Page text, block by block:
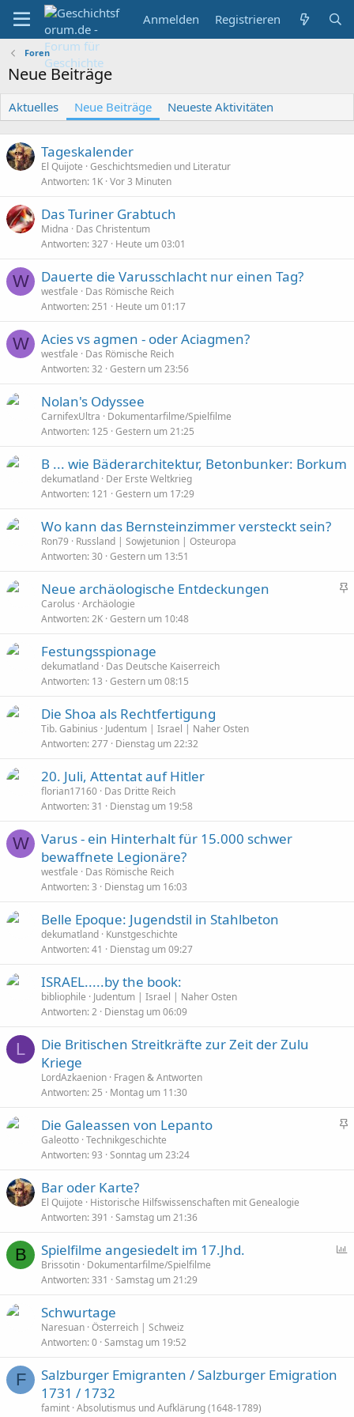
Anmelden Registrieren
Foren
Neue Beiträge
Aktuelles Neue Beiträge Neueste Aktivitäten
Tageskalender
El Quijote Geschichtsmedien und Literatur
Antworten 1K Vor 3 Minuten
Das Turiner Grabtuch
Midna
Das Christentum
Antworten 327 Heute um 03:01
W Dauerte die Varusschlacht nur einen Tag?
westfale
Das Römische Reich
Antworten 251 Heute um 01:17
W Acies vs agmen - oder Aciagmen?
westfale
Das Römische Reich
Antworten 32 Gestern um 23:56
Nolan's Odyssee
CarnifexUltra
Dokumentarfilme/Spielfilme
Antworten 125 Gestern um 21:25
B ... wie Bäderarchitektur, Betonbunker: Borkum
dekumatland Der Erste Weltkrieg
Antworten 121 Gestern um 17:29
Wo kann das Bernsteinzimmer versteckt sein?
Ron79
Russland | Sowjetunion | Osteuropa
Antworten 30 Gestern um 13:51
A
Neue archäologische Entdeckungen
Carolus Archäologie
Antworten 2K Gestern um 10:48
Festungsspionage
dekumatland Das Deutsche Kaiserreich
Antworten 13 Gestern um 08:15
Die Shoa als Rechtfertigung
Tib. Gabinius
Judentum | Israel | Naher Osten
Antworten 277 Dienstag um 22:32
20. Juli, Attentat auf Hitler
florian17160 Das Dritte Reich
Antworten 31 Dienstag um 19:58
W
Varus - ein Hinterhalt für 15.000 schwer
bewaffnete Legionäre?
westfale
Das Römische Reich
Antworten 3 Dienstag um 16:03
Belle Epoque: Jugendstil in Stahlbeton
dekumatland Kunstgeschichte
Antworten 41 Dienstag um 09:27
ISRAEL.....by the book:
bibliophile
Judentum | Israel | Naher Osten
Antworten 2 Dienstag um 06:09
L
Die Britischen Streitkräfte zur Zeit der Zulu
Kriege
LordAzkaenion Fragen & Antworten
Antworten 25 Montag um 11:30
A
t
Die Galeassen von Lepanto
Galeotto Technikgeschichte
Antworten 93 Sonntag um 23:24
Bar oder Karte?
El Quijote
Historische Hilfswissenschaften mit Genealogie
Antworten 391 Samstag um 21:36
B Spielfilme angesiedelt im 17.Jhd.
Brissotin Dokumentarfilme/Spielfilme
Antworten 331 Samstag um 21:29
Schwurtage
Naresuan Österreich | Schweiz
Antworten 0 Samstag um 19:52
F
Salzburger Emigranten / Salzburger Emigration
1731 / 1732
famint Absolutismus und Aufklärung (1648-1789)